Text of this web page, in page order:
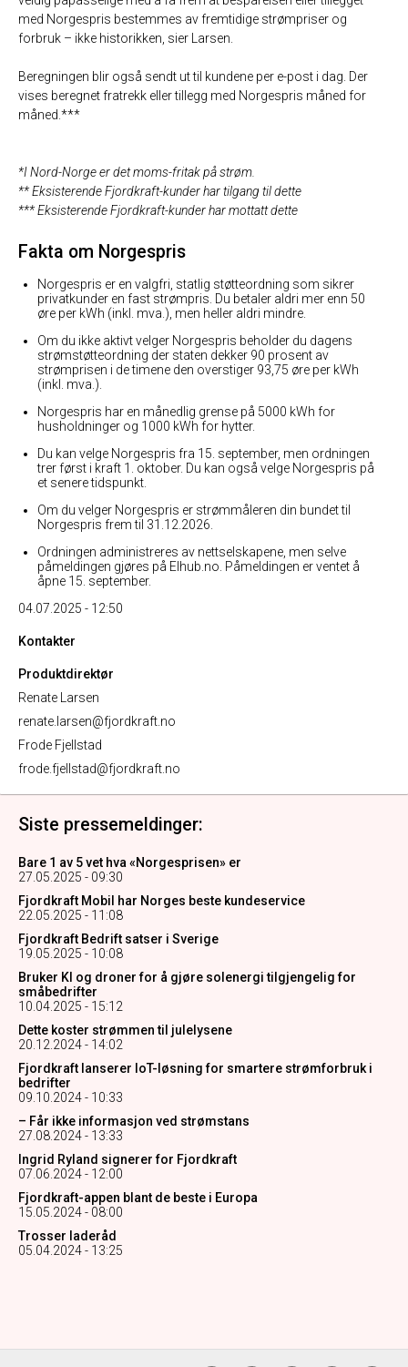
med Norgespris bestemmes av fremtidige strømpriser og
forbruk – ikke historikken, sier Larsen.
Beregningen blir også sendt ut til kundene per e-post i dag. Der
vises beregnet fratrekk eller tillegg med Norgespris måned for
måned.***
*I Nord-Norge er det moms-fritak på strøm.
** Eksisterende Fjordkraft-kunder har tilgang til dette
*** Eksisterende Fjordkraft-kunder har mottatt dette
Fakta om Norgespris
Norgespris er en valgfri, statlig støtteordning som sikrer
privatkunder en fast strømpris. Du betaler aldri mer enn 50
øre per kWh (inkl. mva.), men heller aldri mindre.
Om du ikke aktivt velger Norgespris beholder du dagens
strømstøtteordning der staten dekker 90 prosent av
strømprisen i de timene den overstiger 93,75 øre per kWh
(inkl. mva.).
Norgespris har en månedlig grense på 5000 kWh for
husholdninger og 1000 kWh for hytter.
Du kan velge Norgespris fra 15. september, men ordningen
trer først i kraft 1. oktober. Du kan også velge Norgespris på
et senere tidspunkt.
Om du velger Norgespris er strømmåleren din bundet til
Norgespris frem til 31.12.2026.
Ordningen administreres av nettselskapene, men selve
påmeldingen gjøres på Elhub.no. Påmeldingen er ventet å
åpne 15. september.
04.07.2025 - 12:50
Kontakter
Produktdirektør
Renate Larsen
renate.larsen@fjordkraft.no
Frode Fjellstad
frode.fjellstad@fjordkraft.no
Siste pressemeldinger:
Bare 1 av 5 vet hva «Norgesprisen» er
27.05.2025 - 09:30
Fjordkraft Mobil har Norges beste kundeservice
22.05.2025 - 11:08
Fjordkraft Bedrift satser i Sverige
19.05.2025 - 10:08
Bruker KI og droner for å gjøre solenergi tilgjengelig for
småbedrifter
10.04.2025 - 15:12
Dette koster strømmen til julelysene
20.12.2024 - 14:02
Fjordkraft lanserer IoT-løsning for smartere strømforbruk i
bedrifter
09.10.2024 - 10:33
– Får ikke informasjon ved strømstans
27.08.2024 - 13:33
Ingrid Ryland signerer for Fjordkraft
07.06.2024 - 12:00
Fjordkraft-appen blant de beste i Europa
15.05.2024 - 08:00
Trosser laderåd
05.04.2024 - 13:25